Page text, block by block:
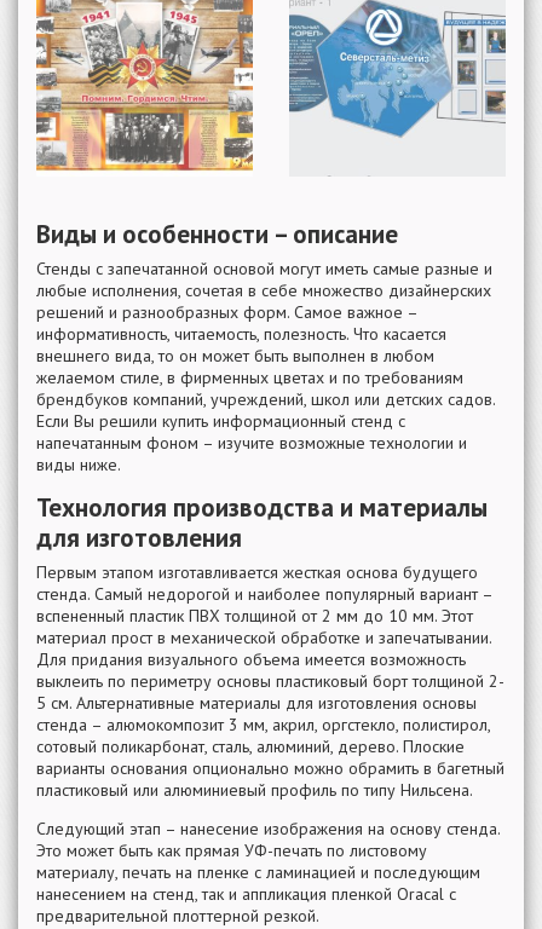
Виды и особенности – описание
Стенды с запечатанной основой могут иметь самые разные и
любые исполнения, сочетая в себе множество дизайнерских
решений и разнообразных форм. Самое важное –
информативность, читаемость, полезность. Что касается
внешнего вида, то он может быть выполнен в любом
желаемом стиле, в фирменных цветах и по требованиям
брендбуков компаний, учреждений, школ или детских садов.
Если Вы решили купить информационный стенд с
напечатанным фоном – изучите возможные технологии и
виды ниже.
Технология производства и материалы
для изготовления
Первым этапом изготавливается жесткая основа будущего
стенда. Самый недорогой и наиболее популярный вариант –
вспененный пластик ПВХ толщиной от 2 мм до 10 мм. Этот
материал прост в механической обработке и запечатывании.
Для придания визуального объема имеется возможность
выклеить по периметру основы пластиковый борт толщиной 2-
5 см. Альтернативные материалы для изготовления основы
стенда – алюмокомпозит 3 мм, акрил, оргстекло, полистирол,
сотовый поликарбонат, сталь, алюминий, дерево. Плоские
варианты основания опционально можно обрамить в багетный
пластиковый или алюминиевый профиль по типу Нильсена.
Следующий этап – нанесение изображения на основу стенда.
Это может быть как прямая УФ-печать по листовому
материалу, печать на пленке с ламинацией и последующим
нанесением на стенд, так и аппликация пленкой Oracal с
предварительной плоттерной резкой.